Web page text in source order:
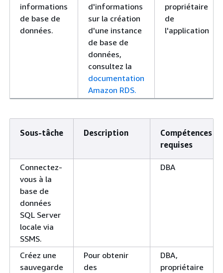
informations
de base de
données.
d'informations
sur la création
d'une instance
de base de
données,
consultez la
documentation
Amazon RDS.
propriétaire
de
l'application
Sous-tâche Description
Compétences
requises
Connectez-
vous à la
base de
données
SQL Server
locale via
SSMS.
DBA
Créez une
sauvegarde
Pour obtenir
des
DBA,
propriétaire